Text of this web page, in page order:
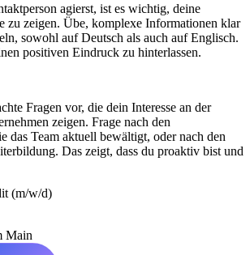
agierst, ist es wichtig, deine
zu zeigen. Übe, komplexe Informationen klar
sowohl auf Deutsch als auch auf Englisch.
positiven Eindruck zu hinterlassen.
Fragen vor, die dein Interesse an der
zeigen. Frage nach den
das Team aktuell bewältigt, oder nach den
Das zeigt, dass du proaktiv bist und
(m/w/d)
Main